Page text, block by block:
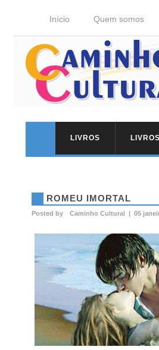
Início Quem somos
LIVROS
ROMEU IMORTAL
Posted by Caminho Cultural | 05